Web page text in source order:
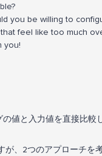
you be willing to
feel like too much
you!
値と入力値を直接比
、2つのアプローチを